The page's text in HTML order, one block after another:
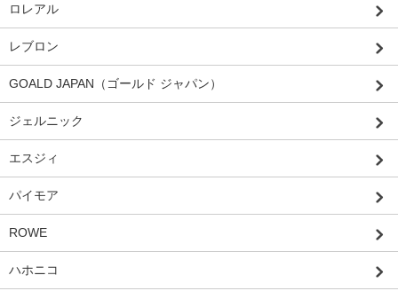
ロレアル
レブロン
GOALD JAPAN（ゴールド ジャパン）
ジェルニック
エスジィ
パイモア
ROWE
ハホニコ